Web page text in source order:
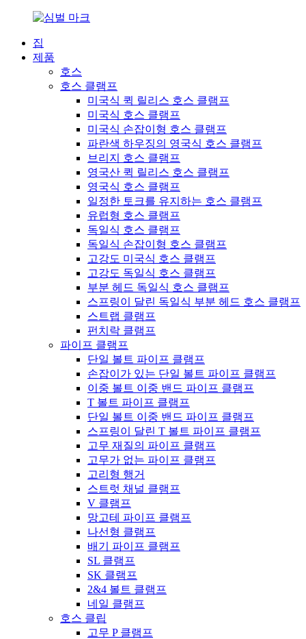
집
제품
호스
호스 클램프
미국식 퀵 릴리스 호스 클램프
미국식 호스 클램프
미국식 손잡이형 호스 클램프
파란색 하우징의 영국식 호스 클램프
브리지 호스 클램프
영국산 퀵 릴리스 호스 클램프
영국식 호스 클램프
일정한 토크를 유지하는 호스 클램프
유럽형 호스 클램프
독일식 호스 클램프
독일식 손잡이형 호스 클램프
고강도 미국식 호스 클램프
고강도 독일식 호스 클램프
부분 헤드 독일식 호스 클램프
스프링이 달린 독일식 부분 헤드 호스 클램프
스트랩 클램프
펀치락 클램프
파이프 클램프
단일 볼트 파이프 클램프
손잡이가 있는 단일 볼트 파이프 클램프
이중 볼트 이중 밴드 파이프 클램프
T 볼트 파이프 클램프
단일 볼트 이중 밴드 파이프 클램프
스프링이 달린 T 볼트 파이프 클램프
고무 재질의 파이프 클램프
고무가 없는 파이프 클램프
고리형 행거
스트럿 채널 클램프
V 클램프
망고테 파이프 클램프
나선형 클램프
배기 파이프 클램프
SL 클램프
SK 클램프
2&4 볼트 클램프
네일 클램프
호스 클립
고무 P 클램프